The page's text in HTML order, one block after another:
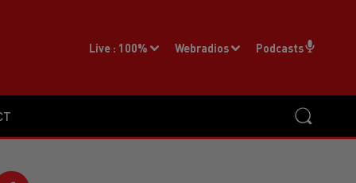
Live : 100% Webradios Podcasts